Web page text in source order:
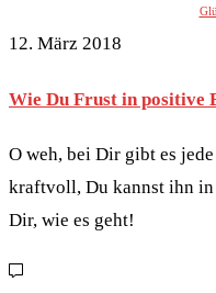
12. März 2018
Wie Du Frust in positive
O weh, bei Dir gibt es
kraftvoll, Du kannst ihn in
Dir, wie es geht!